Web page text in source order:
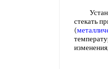
стекать
(